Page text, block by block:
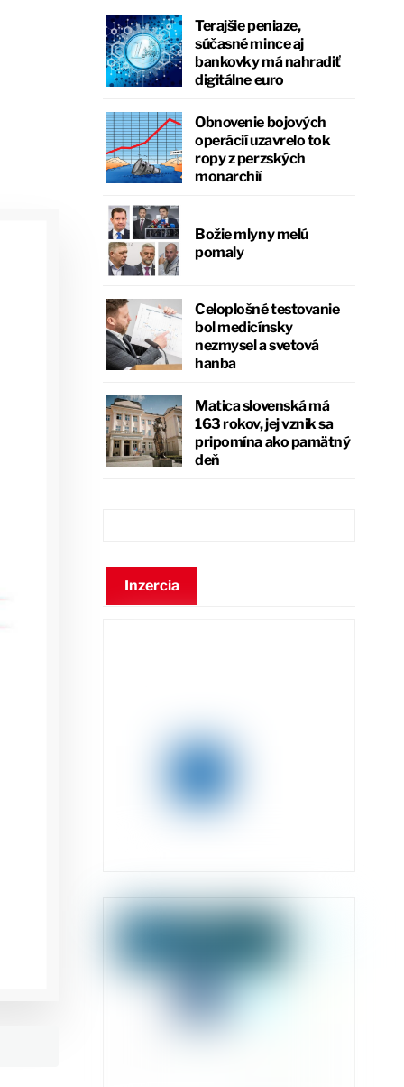
Terajšie peniaze,
súčasné mince aj
bankovky má nahradiť
digitálne euro
Obnovenie bojových
operácií uzavrelo tok
ropy z perzských
monarchií
Božie mlyny melú
pomaly
Celoplošné testovanie
bol medicínsky
nezmysel a svetová
hanba
Matica slovenská má
163 rokov, jej vznik sa
pripomína ako pamätný
deň
Inzercia